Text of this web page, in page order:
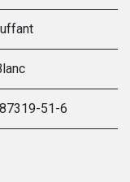
51-6